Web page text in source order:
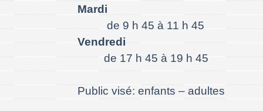
Mardi
de 9 h 45 à 11 h 45
Vendredi
de 17 h 45 à 19 h 45
Public visé: enfants – adultes